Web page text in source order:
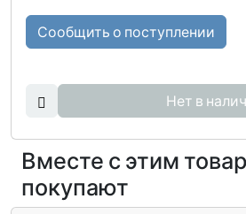
Сообщить о поступлении
Нет в
Вместе с этим
покупают